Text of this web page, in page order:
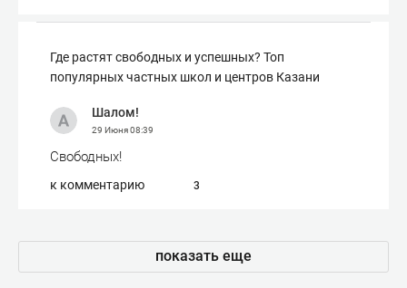
Где растят свободных и успешных? Топ
популярных частных школ и центров Казани
Шалом!
29 Июня08:39
Свободных!
к комментарию 3
показать еще